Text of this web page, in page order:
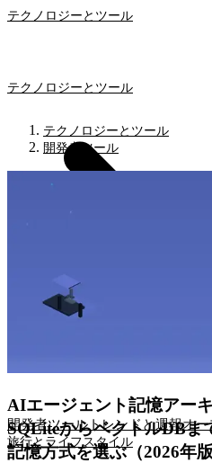
テクノロジーとツール
開発者ツールトレンドと週報オー
旅行とライフスタイル
テクノロジーとツール
テクノロジーとツール
開発者ツール
AIエージェント記憶アー
SQLiteからベクトルDBま
記憶方式を選ぶ（2026年版